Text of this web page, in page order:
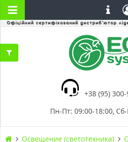
+38 (95)
Пн-Пт: 09:00-18:00,
Освещение (светотехника)